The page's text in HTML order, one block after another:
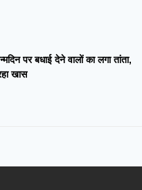
पर बधाई देने वालों का लगा तांता,
खास